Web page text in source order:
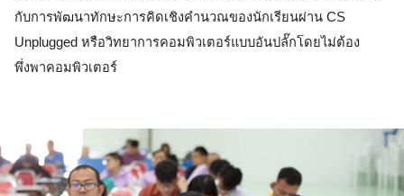
กับการพัฒนาทักษะการคิดเชิงคำนวณของนักเรียนผ่าน CS
Unplugged หรือวิทยาการคอมพิวเตอร์แบบอันปลั๊กโดยไม่ต้อง
พึ่งพาคอมพิวเตอร์